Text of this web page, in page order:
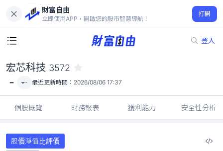
財富自由
立即使用APP，開啟您的股市智慧導航！
打開
登入
-
宏芯科技 3572
- - 最近更新時間： 2026/08/06 17:37
個股概覽 財務報表 獲利能力 安全性分析
股價淨值比評價